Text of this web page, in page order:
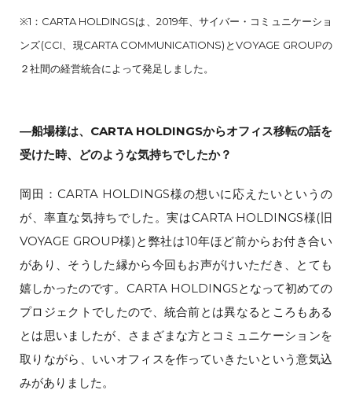
※1：CARTA HOLDINGSは、2019年、サイバー・コミュニケーショ
ンズ(CCI、現CARTA COMMUNICATIONS)とVOYAGE GROUPの
２社間の経営統合によって発足しました。
―船場様は、CARTA HOLDINGSからオフィス移転の話を
受けた時、どのような気持ちでしたか？
岡田：CARTA HOLDINGS様の想いに応えたいというの
が、率直な気持ちでした。実はCARTA HOLDINGS様(旧
VOYAGE GROUP様)と弊社は10年ほど前からお付き合い
があり、そうした縁から今回もお声がけいただき、とても
嬉しかったのです。CARTA HOLDINGSとなって初めての
プロジェクトでしたので、統合前とは異なるところもある
とは思いましたが、さまざまな方とコミュニケーションを
取りながら、いいオフィスを作っていきたいという意気込
みがありました。